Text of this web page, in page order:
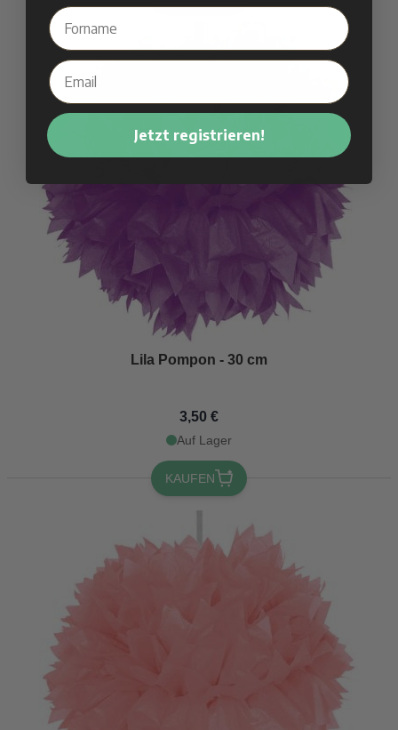
Lila Pompon - 30 cm
3,50 €
Auf Lager
KAUFEN
Jetzt registrieren!